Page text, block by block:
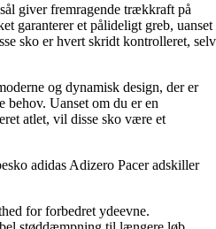
giver fremragende trækkraft på
garanterer et pålideligt greb, uanset
sko er hvert skridt kontrolleret, selv
og dynamisk design, der er
behov. Uanset om du er en
atlet, vil disse sko være et
adidas Adizero Pacer adskiller
for forbedret ydeevne.